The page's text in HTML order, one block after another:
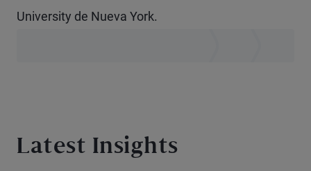
University de Nueva York.
Latest Insights